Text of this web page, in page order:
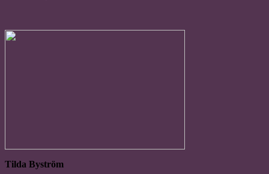
Tilda Byström